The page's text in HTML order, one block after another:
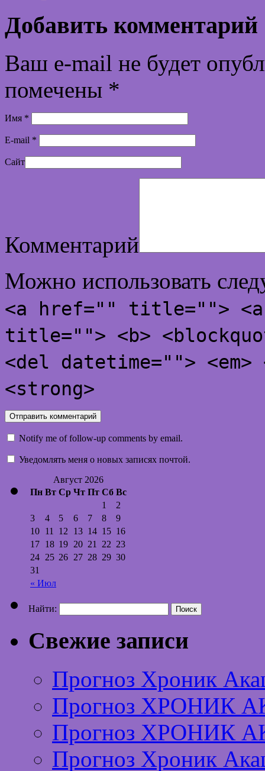
Добавить комментарий
Ваш e-mail не будет
помечены *
Имя *
E-mail *
Сайт
Комментарий
Можно использовать
<a href="" title="">
title=""> <b>
<del datetime="">
<strong>
Notify me of follow-up comments by email.
Уведомлять меня о новых записях почтой.
Август 2026
Пн Вт Ср Чт Пт Сб Вс
« Июл
1
2
3
4 5 6 7 8
9
10 11 12 13 14 15 16
17 18 19 20 21 22 23
24 25 26 27 28 29 30
31
Найти:
Свежие записи
Прогноз Хроник
Прогноз ХРОНИК
Прогноз ХРОНИК
Прогноз Хроник